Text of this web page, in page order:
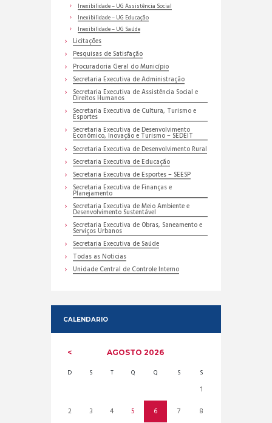
Inexibilidade – UG Assistência Social
Inexibilidade – UG Educação
Inexibilidade – UG Saúde
Licitações
Pesquisas de Satisfação
Procuradoria Geral do Município
Secretaria Executiva de Administração
Secretaria Executiva de Assistência Social e
Direitos Humanos
Secretaria Executiva de Cultura, Turismo e
Esportes
Secretaria Executiva de Desenvolvimento
Econômico, Inovação e Turismo – SEDEIT
Secretaria Executiva de Desenvolvimento Rural
Secretaria Executiva de Educação
Secretaria Executiva de Esportes – SEESP
Secretaria Executiva de Finanças e
Planejamento
Secretaria Executiva de Meio Ambiente e
Desenvolvimento Sustentável
Secretaria Executiva de Obras, Saneamento e
Serviços Urbanos
Secretaria Executiva de Saúde
Todas as Noticias
Unidade Central de Controle Interno
CALENDARIO
AGOSTO2026
D S T Q Q S S
1
2
3 4 5 6 7 8